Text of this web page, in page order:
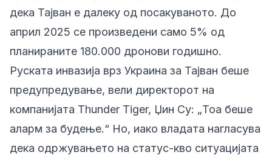
дека Тајван е далеку од посакуваното. До
април 2025 се произведени само 5% од
планираните 180.000 дронови годишно.
Руската инвазија врз Украина за Тајван беше
предупредување, вели директорот на
компанијата Thunder Tiger, Џин Су: „Тоа беше
аларм за будење.“ Но, иако владата нагласува
дека одржувањето на статус-кво ситуацијата